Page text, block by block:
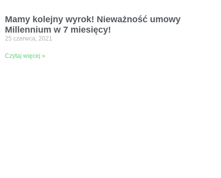
Mamy kolejny wyrok! Nieważność umowy
Millennium w 7 miesięcy!
25 czerwca, 2021
Czytaj więcej »